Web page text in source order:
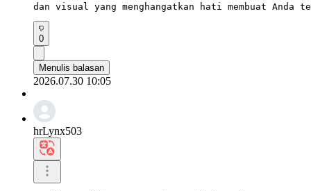
dan visual yang menghangatkan hati membuat Anda
0
Menulis balasan
2026.07.30 10:05
hrLynx503